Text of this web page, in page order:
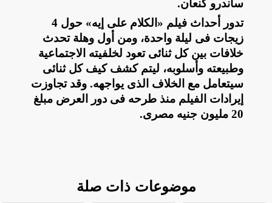
ساندرو كنعان.
تدور أحداث فيلم «الكلام على إيه» حول 4
زيجات فى ليلة واحدة، ومن أول وهلة تحدث
خلافات بين كل ثنائى تعود لخلفيته الاجتماعية
وطبيعته وأسلوبه، ليتم كشف كيف كل ثنائى
سيتعامل مع الخلاف الذى يواجهه. وقد تجاوزت
إيرادات الفيلم منذ طرحه فى دور العرض مبلغ
20 مليون جنيه مصرى
.
موضوعات ذات صلة